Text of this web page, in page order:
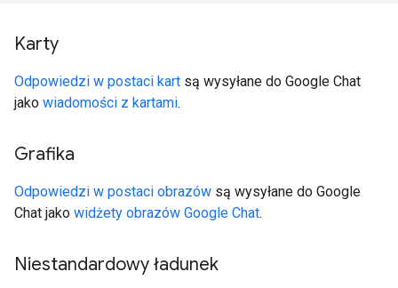
Karty
Odpowiedzi w postaci kart są wysyłane do Google Chat
jako wiadomości z kartami.
Grafika
Odpowiedzi w postaci obrazów są wysyłane do Google
Chat jako widżety obrazów Google Chat.
Niestandardowy ładunek